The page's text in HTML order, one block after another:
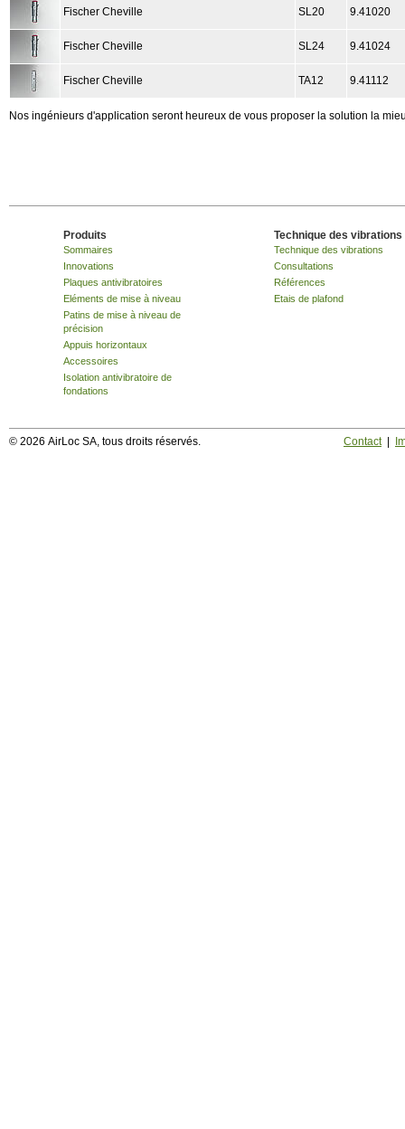
Fischer Cheville SL20 9.41020
Fischer Cheville SL24 9.41024
Fischer Cheville TA12 9.41112
Nos ingénieurs d'application seront heureux de vous proposer la solution la
Produits
Sommaires
Innovations
Plaques antivibratoires
Eléments de mise à niveau
Patins de mise à niveau de
précision
Appuis horizontaux
Accessoires
Isolation antivibratoire de
fondations
Technique des vibrations
Technique des vibrations
Consultations
Références
Etais de plafond
© 2026 AirLoc SA, tous droits réservés. Contact|